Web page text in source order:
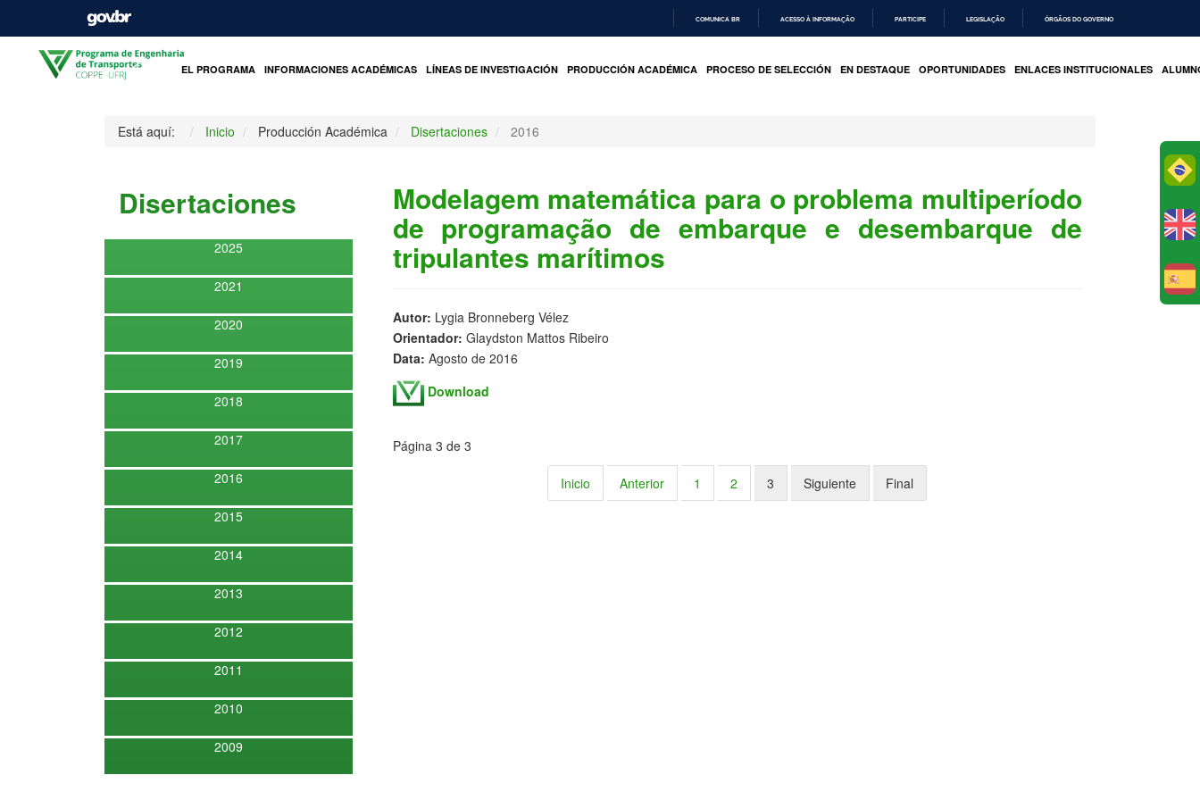
O
COMUNICA BR ACESSO À INFORMAÇÃO PARTICIPE LEGISLAÇÃO ÓRGÃOS DO GOVERNO
INICIO
EL PROGRAMA
INFORMACIONES ACADÉMICAS LÍNEAS DE INVESTIGACIÓN PRODUCCIÓN ACADÉMICA PROCESO DE SELECCIÓN EN DESTAQUE OPORTUNIDADES ENLACES INSTITUCIONALES
Está aquí: Inicio Producción Académica Disertaciones 2016
Disertaciones
2025
2021
2020
2019
2018
2017
2016
2015
2014
2013
2012
2011
2010
2009
Modelagem matemática para o problema multiperíodo
de programação de embarque e desembarque de
tripulantes marítimos
Autor: Lygia Bronneberg Vélez
Orientador: Glaydston Mattos Ribeiro
Data: Agosto de 2016
Download
Página 3 de 3
Inicio Anterior 1 2 3 Siguiente Final